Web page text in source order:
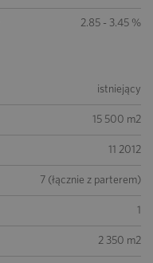
2.85 - 3.45 %
istniejący
15 500 m2
11 2012
7 (łącznie z parterem)
1
2 350 m2